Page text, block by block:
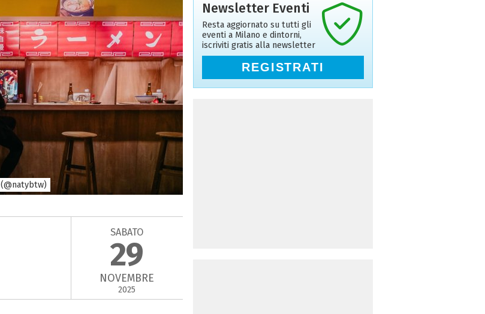
SABATO
29
NOVEMBRE
2025
Newsletter Eventi
Resta aggiornato su tutti gli
eventi a Milano e dintorni,
iscriviti gratis alla newsletter
REGISTRATI